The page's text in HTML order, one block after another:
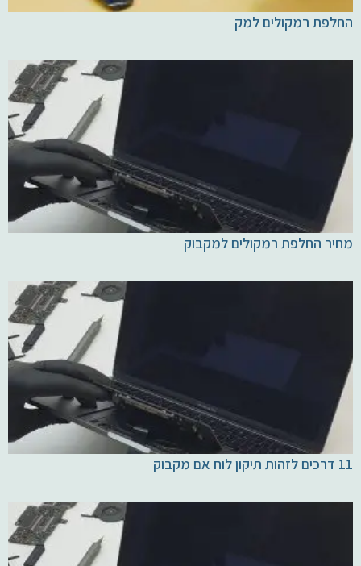
החלפת רמקולים למק
מחיר החלפת רמקולים למקבוק
11 דרכים לזהות תיקון לוח אם מקבוק